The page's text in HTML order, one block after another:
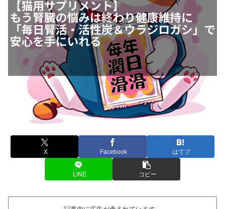
X Facebook はてブ
LINE コピー